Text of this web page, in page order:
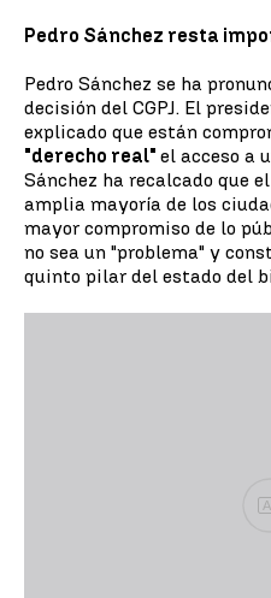
Pedro Sánchez resta
Pedro Sánchez se ha
decisión del CGPJ. El
explicado que están
"derecho real" el acceso a
Sánchez ha recalcado que
amplia mayoría de los
mayor compromiso de lo
no sea un "problema" y
quinto pilar del estado del